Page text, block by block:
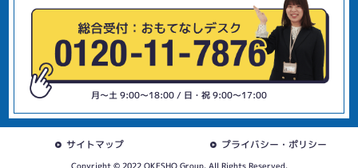
月〜土 9:00〜18:00 / 日・祝 9:00〜17:00
サイトマップ プライバシー・ポリシー